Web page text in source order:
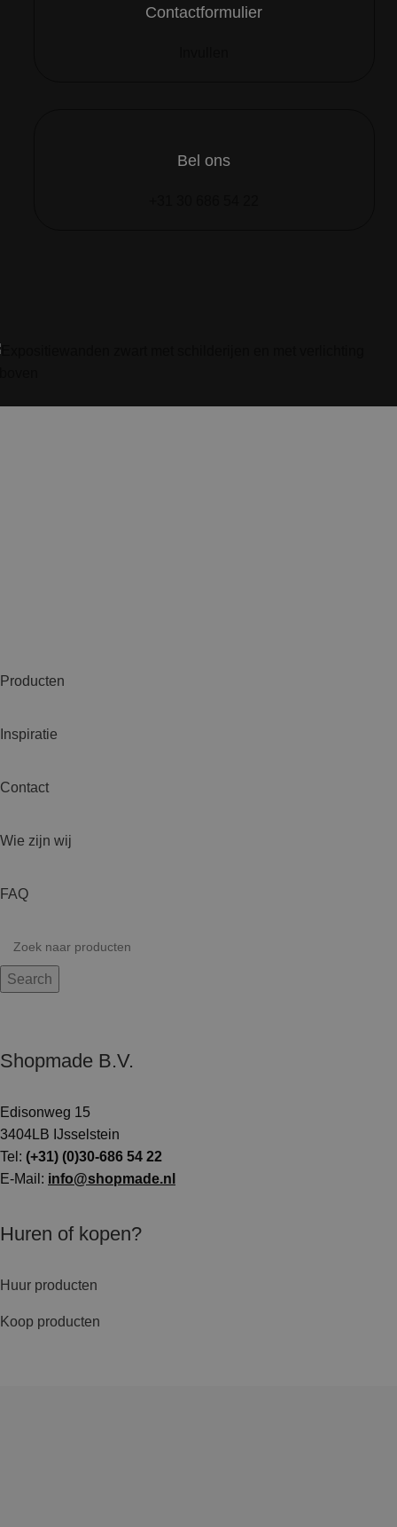
Contactformulier
Bel ons
Producten
Inspiratie
Contact
Wie zijn wij
FAQ
Search
Shopmade B.V.
Edisonweg 15
3404LB IJsselstein
Tel: (+31) (0)30-686 54 22
E-Mail: info@shopmade.nl
Huren of kopen?
Huur producten
Koop producten